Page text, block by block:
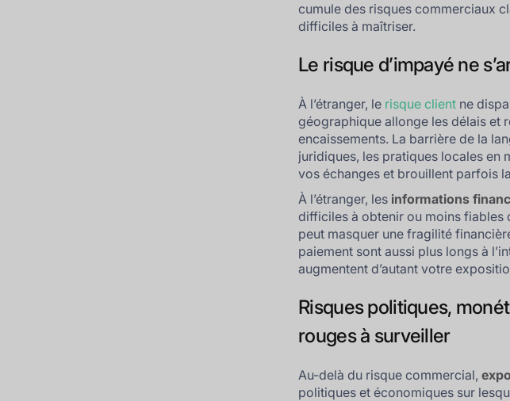
cumule des risques commerciaux
difficiles à maîtriser.
Le risque d’impayé ne
À l’étranger, le risque client ne
géographique allonge les délais et
encaissements. La barrière de la
juridiques, les pratiques locales en
vos échanges et brouillent parfois
À l’étranger, les informations
difficiles à obtenir ou moins fiables
peut masquer une fragilité
paiement sont aussi plus longs à
augmentent d’autant votre
Risques politiques,
rouges à surveiller
Au-delà du risque commercial,
politiques et économiques sur